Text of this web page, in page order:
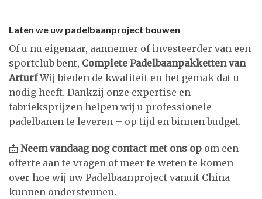
Laten we uw padelbaanproject bouwen
Of u nu eigenaar, aannemer of investeerder van een
sportclub bent, Complete Padelbaanpakketten van
ArturfWij bieden de kwaliteit en het gemak dat u
nodig heeft. Dankzij onze expertise en
fabrieksprijzen helpen wij u professionele
padelbanen te leveren – op tijd en binnen budget.
📩 Neem vandaag nog contact met ons op om een
offerte aan te vragen of meer te weten te komen
over hoe wij uw Padelbaanproject vanuit China
kunnen ondersteunen.